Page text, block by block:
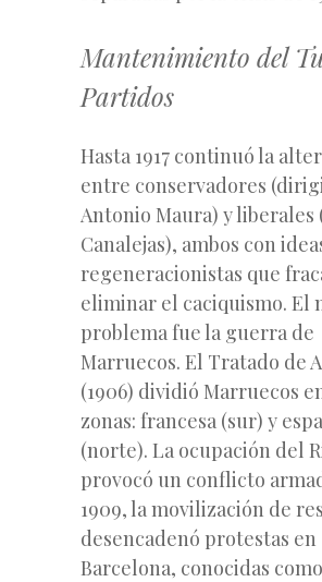
Mantenimiento del
Partidos
Hasta 1917 continuó la
entre conservadores
Antonio Maura) y liberales
Canalejas), ambos con
regeneracionistas que
eliminar el caciquismo. El
problema fue la guerra de
Marruecos. El Tratado de
(1906) dividió Marruecos
zonas: francesa (sur) y
(norte). La ocupación del
provocó un conflicto
1909, la movilización de
desencadenó protestas en
Barcelona, conocidas